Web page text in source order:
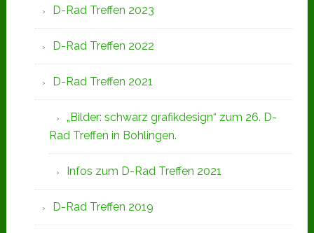
D-Rad Treffen 2023
D-Rad Treffen 2022
D-Rad Treffen 2021
„Bilder: schwarz grafikdesign“ zum 26. D-
Rad Treffen in Bohlingen.
Infos zum D-Rad Treffen 2021
D-Rad Treffen 2019